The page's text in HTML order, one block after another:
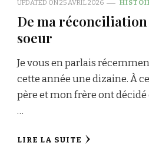
UPDATED ON25 AVRIL 2026
De ma
soeur
Je vous en parlais
cette année une dizaine. À
père et mon frère ont décidé
…
LIRE LA SUITE